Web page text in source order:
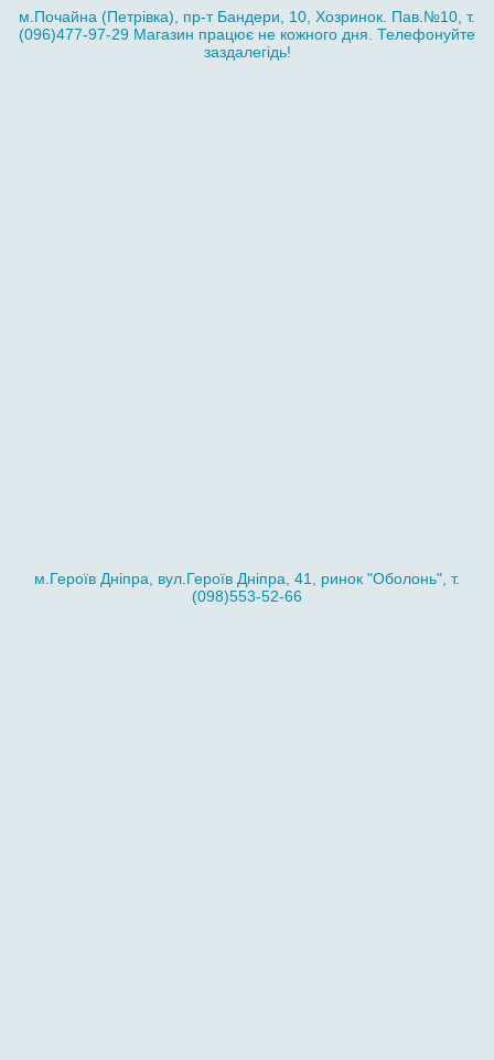
м.Почайна (Петрівка), пр-т Бандери, 10, Хозринок. Пав.№10, т.
(096)477-97-29 Магазин працює не кожного дня. Телефонуйте
заздалегідь!
м.Героїв Дніпра, вул.Героїв Дніпра, 41, ринок "Оболонь", т.
(098)553-52-66